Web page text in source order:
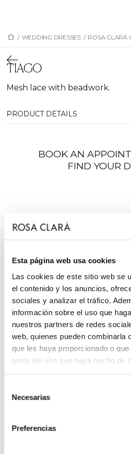
Esta página web usa cookies
Las cookies de este sitio web se
el contenido y los anuncios,
sociales y analizar el tráfico.
información sobre el uso que
nuestros partners de redes
web, quienes pueden combinarla
que les haya proporcionado o
partir del uso que haya hecho de
Necesarias
Preferencias
/ WEDDING DRESSES / ROSA CLARÁ
TIAGO
Mesh lace with beadwork.
PRODUCT DETAILS
BOOK AN
FIND YOUR